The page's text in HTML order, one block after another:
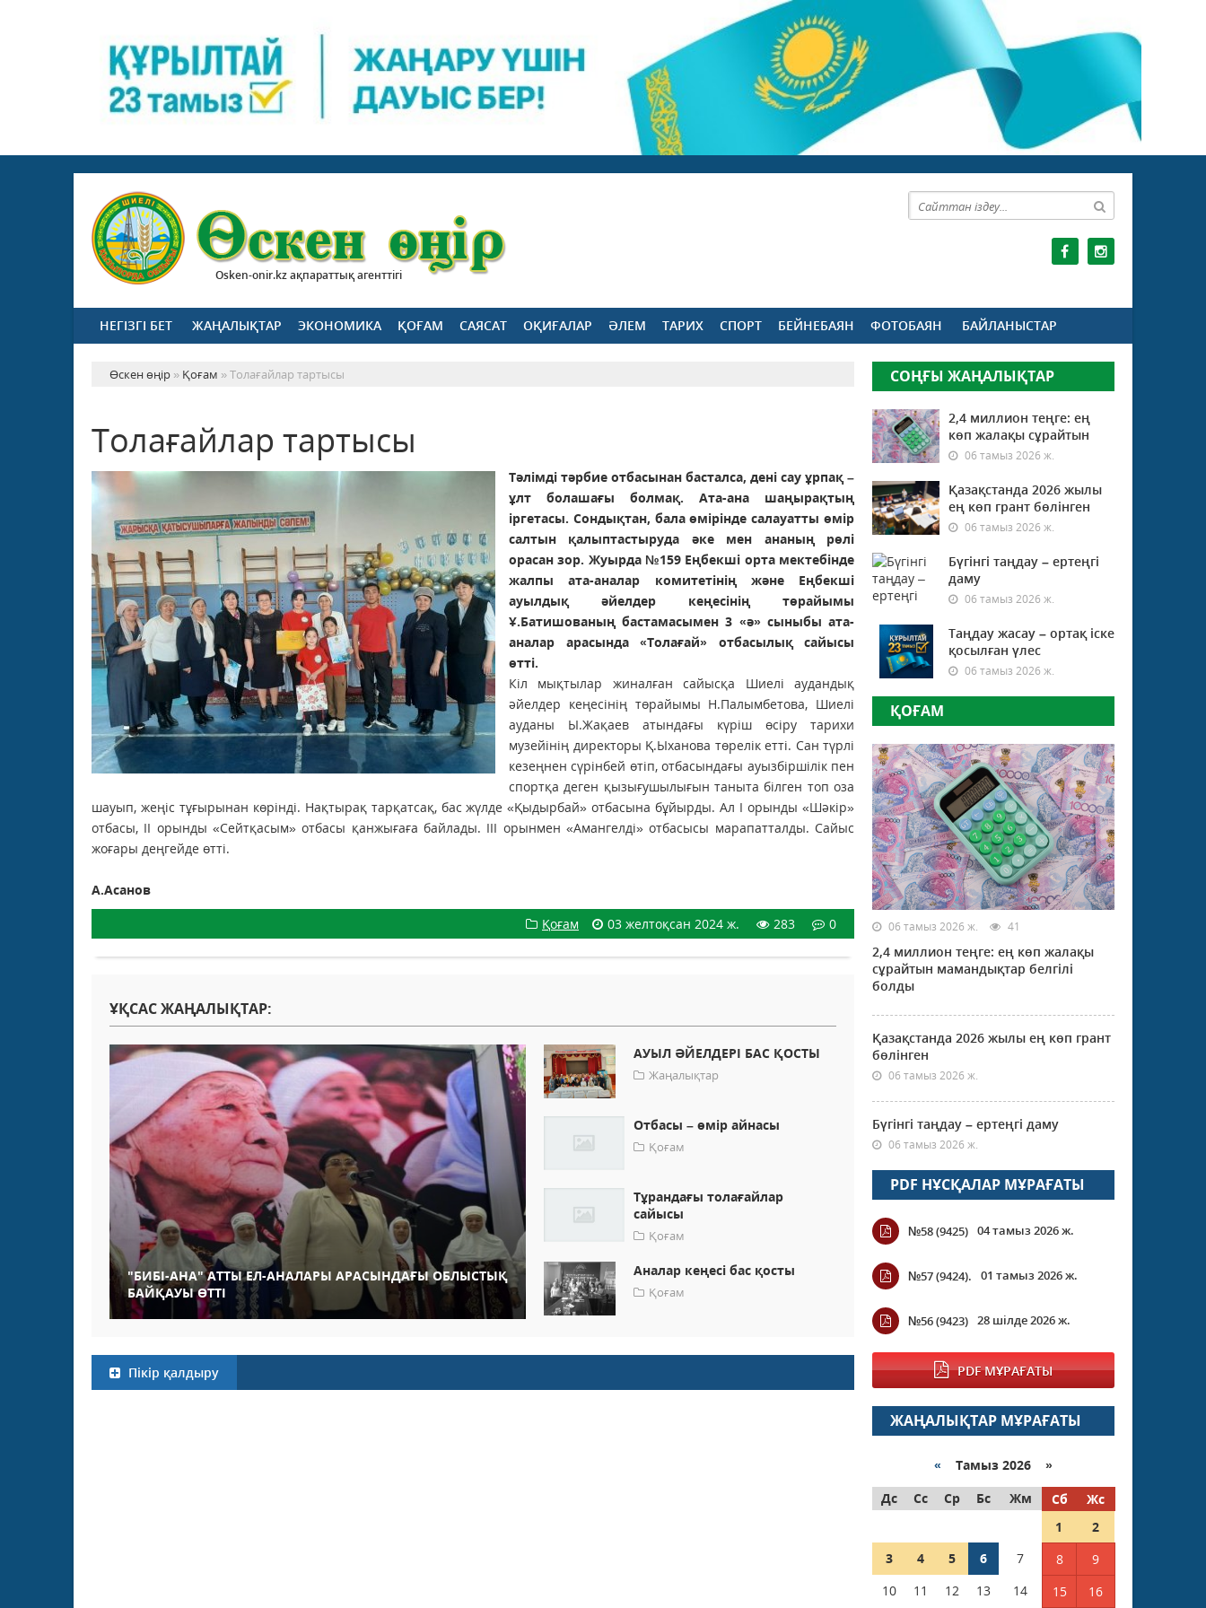
Osken-onir.kz ақпараттық агенттігі
НЕГІЗГІ БЕТ ЖАҢАЛЫҚТАР ЭКОНОМИКА ҚОҒАМ САЯСАТ ОҚИҒАЛАР ӘЛЕМ ТАРИХ СПОРТ БЕЙНЕБАЯН ФОТОБАЯН БАЙЛАНЫСТАР
Өскен өңір » Қоғам » Толағайлар тартысы
Толағайлар тартысы
Тәлімді тәрбие отбасынан басталса, дені сау ұрпақ –
ұлт болашағы болмақ. Ата-ана шаңырақтың
іргетасы. Сондықтан, бала өмірінде салауатты өмір
салтын қалыптастыруда әке мен ананың рөлі
орасан зор. Жуырда №159 Еңбекші орта мектебінде
жалпы ата-аналар комитетінің және Еңбекші
ауылдық әйелдер кеңесінің төрайымы
Ұ.Батишованың бастамасымен 3 «ә» сыныбы ата-
аналар арасында «Толағай» отбасылық сайысы
өтті.
Кіл мықтылар жиналған сайысқа Шиелі аудандық
әйелдер кеңесінің төрайымы Н.Палымбетова, Шиелі
ауданы Ы.Жақаев атындағы күріш өсіру тарихи
музейінің директоры Қ.Ыханова төрелік етті. Сан түрлі
кезеңнен сүрінбей өтіп, отбасындағы ауызбіршілік пен
спортқа деген қызығушылығын таныта білген топ оза
шауып, жеңіс тұғырынан көрінді. Нақтырақ тарқатсақ, бас жүлде «Қыдырбай» отбасына бұйырды. Ал І орынды «Шәкір»
отбасы, ІІ орынды «Сейтқасым» отбасы қанжығаға байлады. ІІІ орынмен «Амангелді» отбасысы марапатталды. Сайыс
жоғары деңгейде өтті.
А.Асанов
Қоғам
03 желтоқсан 2024 ж. 283 0
ҰҚСАС ЖАҢАЛЫҚТАР:
"БИБІ-АНА" АТТЫ ЕЛ-АНАЛАРЫ АРАСЫНДАҒЫ ОБЛЫСТЫҚ
БАЙҚАУЫ ӨТТІ
АУЫЛ ӘЙЕЛДЕРІ БАС ҚОСТЫ
Жаңалықтар
Отбасы – өмір айнасы
Қоғам
Тұрандағы толағайлар
сайысы
Қоғам
Аналар кеңесі бас қосты
Қоғам
Пікір қалдыру
СОҢҒЫ ЖАҢАЛЫҚТАР
2,4 миллион теңге: ең
көп жалақы сұрайтын
06 тамыз 2026 ж.
Қазақстанда 2026 жылы
ең көп грант бөлінген
06 тамыз 2026 ж.
Бүгінгі таңдау – ертеңгі
даму
06 тамыз 2026 ж.
Таңдау жасау – ортақ іске
қосылған үлес
06 тамыз 2026 ж.
ҚОҒАМ
06 тамыз 2026 ж. 41
2,4 миллион теңге: ең көп жалақы
сұрайтын мамандықтар белгілі
болды
Қазақстанда 2026 жылы ең көп грант
бөлінген
06 тамыз 2026 ж.
Бүгінгі таңдау – ертеңгі даму
06 тамыз 2026 ж.
PDF НҰСҚАЛАР МҰРАҒАТЫ
№58 (9425) 04 тамыз 2026 ж.
№57 (9424). 01 тамыз 2026 ж.
№56 (9423) 28 шілде 2026 ж.
PDF МҰРАҒАТЫ
ЖАҢАЛЫҚТАР МҰРАҒАТЫ
« Тамыз 2026 »
Дс
Сс Ср Бс Жм Сб
Жс
1
2
3
4 5 6 7 8
9
10
11 12 13 14 15 16